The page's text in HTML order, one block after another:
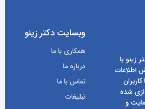
زینو با
اطلاعات
شده
و
وبسایت دکتر زینو
همکاری با ما
درباره ما
تماس با ما
تبلیغات